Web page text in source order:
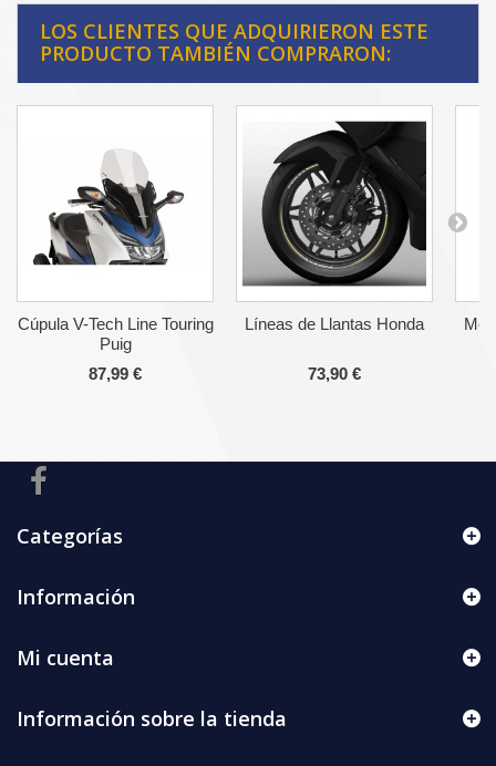
LOS CLIENTES QUE ADQUIRIERON ESTE
PRODUCTO TAMBIÉN COMPRARON:
Cúpula V-Tech Line Touring
Puig
87,99 €
Líneas de Llantas Honda
73,90 €
Categorías
Información
Mi cuenta
Información sobre la tienda